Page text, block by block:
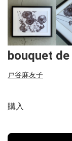
bouquet
戸谷麻友子
購入